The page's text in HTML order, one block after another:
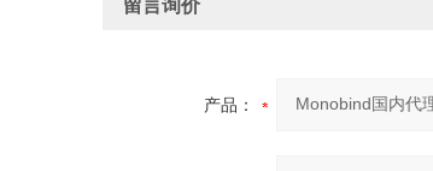
留言询价
产品：